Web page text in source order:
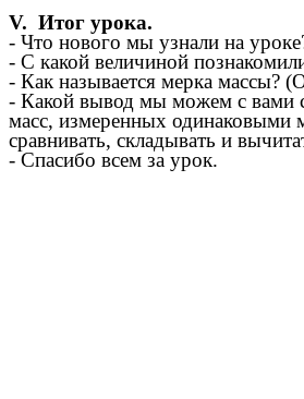
V. Итог урока.
- Что нового мы узнали на
- С какой величиной
- Как называется мерка массы?
- Какой вывод мы можем с вами
масс, измеренных одинаковыми
сравнивать, складывать и
- Спасибо всем за урок.